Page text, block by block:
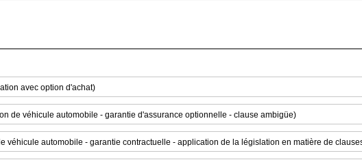
avec option d'achat)
de véhicule automobile - garantie d'assurance optionnelle - clause ambigüe)
véhicule automobile - garantie contractuelle - application de la législation en matière de